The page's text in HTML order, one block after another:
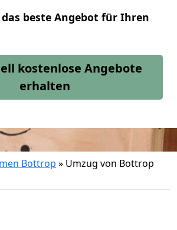
das beste Angebot für Ihren
kostenlose Angebote
erhalten
Bottrop » Umzug von Bottrop